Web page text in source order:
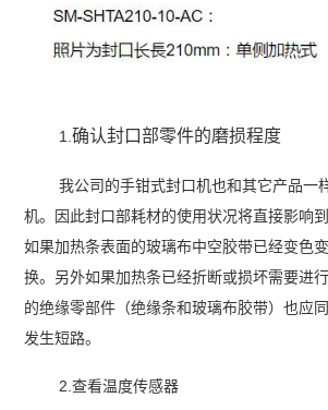
1.确认封口部零件的磨损程度
我公司的手钳式封口机也和其它产品一
机。因此封口部耗材的使用状况将直接影响
如果加热条表面的玻璃布中空胶带已经变色
换。另外如果加热条已经折断或损坏需要进
的绝缘零部件（绝缘条和玻璃布胶带）也应
发生短路。
2.查看温度传感器